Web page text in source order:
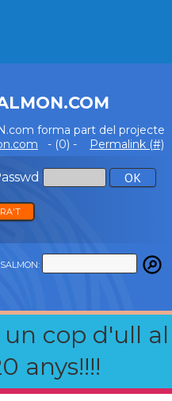
forma part del projecte
- (0) - Permalink (#)
un cop d'ull al
anys!!!!